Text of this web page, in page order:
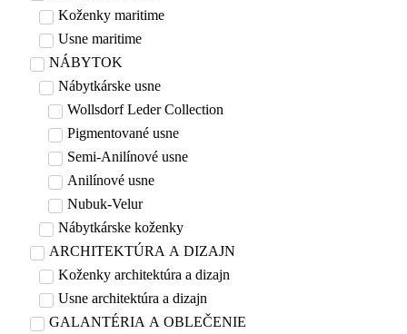
Koženky maritime
Usne maritime
NÁBYTOK
Nábytkárske usne
Wollsdorf Leder Collection
Pigmentované usne
Semi-Anilínové usne
Anilínové usne
Nubuk-Velur
Nábytkárske koženky
ARCHITEKTÚRA A DIZAJN
Koženky architektúra a dizajn
Usne architektúra a dizajn
GALANTÉRIA A OBLEČENIE